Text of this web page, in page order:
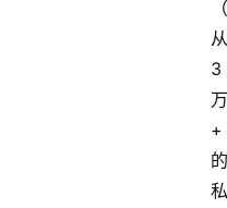
（
从
3
万
+
的
私